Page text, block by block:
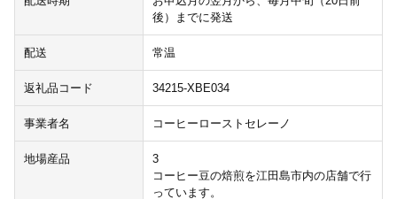
後）までに発送
配送 常温
返礼品コード 34215-XBE034
事業者名 コーヒーローストセレーノ
地場産品
3
コーヒー豆の焙煎を江田島市内の店舗で行
っています。